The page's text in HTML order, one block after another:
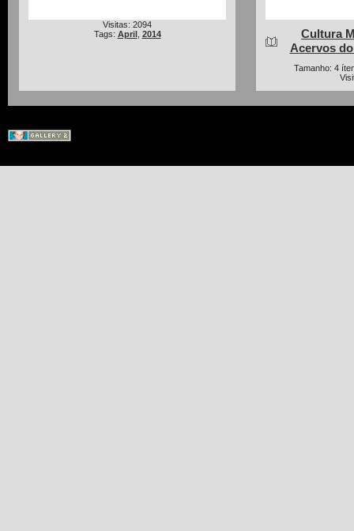
Visitas: 2094
Tags: April, 2014
Cultura
Acervos
Tamanho: 4